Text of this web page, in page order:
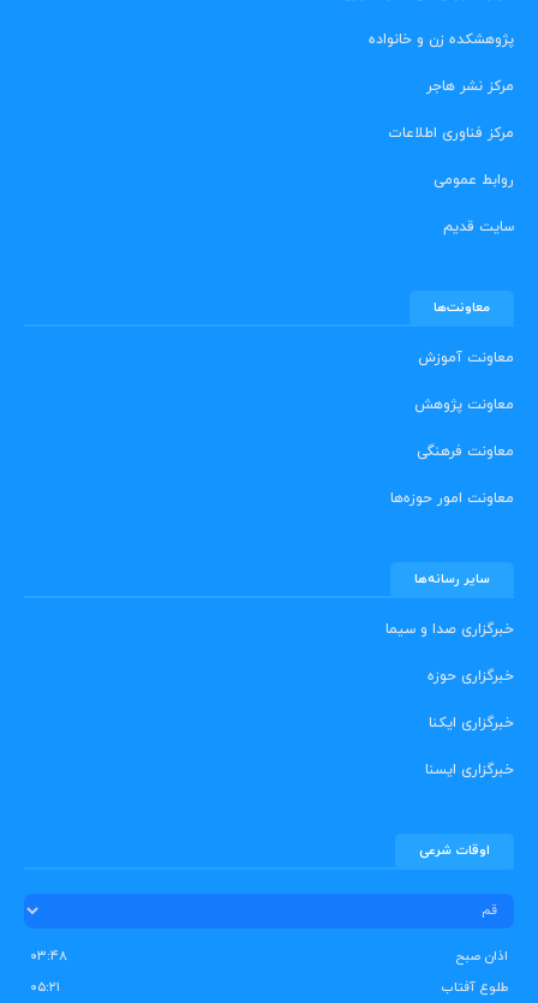
پژوهشکده زن و خانواده
مرکز نشر هاجر
مرکز فناوری اطلاعات
روابط عمومی
سایت قدیم
معاونت‌ها
معاونت آموزش
معاونت پژوهش
معاونت فرهنگی
معاونت امور حوزه‌ها
سایر رسانه‌ها
خبرگزاری صدا و سیما
خبرگزاری حوزه
خبرگزاری ایکنا
خبرگزاری ایسنا
اوقات شرعی
اذان صبح
۰۳:۴۸
طلوع آفتاب
۰۵:۲۱